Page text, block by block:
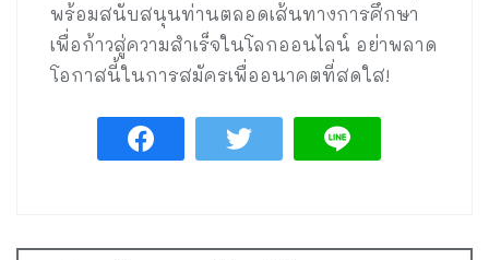
พร้อมสนับสนุนท่านตลอดเส้นทางการศึกษา
เพื่อก้าวสู่ความสำเร็จในโลกออนไลน์ อย่าพลาด
โอกาสนี้ในการสมัครเพื่ออนาคตที่สดใส!